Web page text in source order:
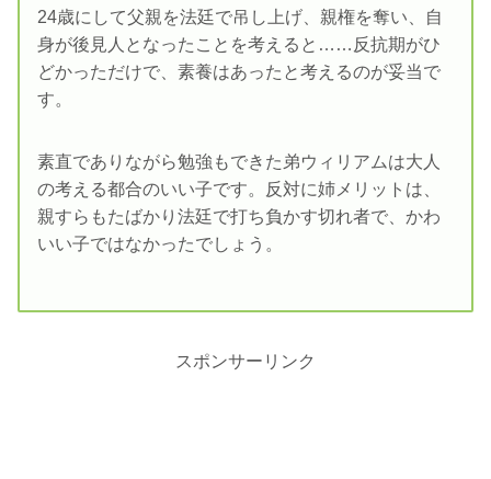
24歳にして父親を法廷で吊し上げ、親権を奪い、自
身が後見人となったことを考えると……反抗期がひ
どかっただけで、素養はあったと考えるのが妥当で
す。
素直でありながら勉強もできた弟ウィリアムは大人
の考える都合のいい子です。反対に姉メリットは、
親すらもたばかり法廷で打ち負かす切れ者で、かわ
いい子ではなかったでしょう。
スポンサーリンク